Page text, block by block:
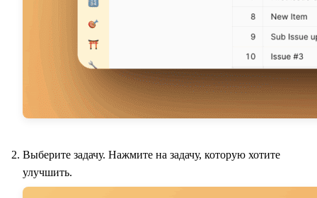
Выберите задачу. Нажмите на задачу, которую хотите
улучшить.